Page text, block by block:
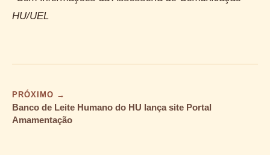
HU/UEL
PRÓXIMO →
Banco de Leite Humano do HU lança site Portal
Amamentação